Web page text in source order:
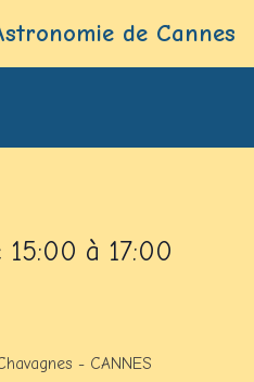
de Cannes
15:00 à 17:00
- CANNES